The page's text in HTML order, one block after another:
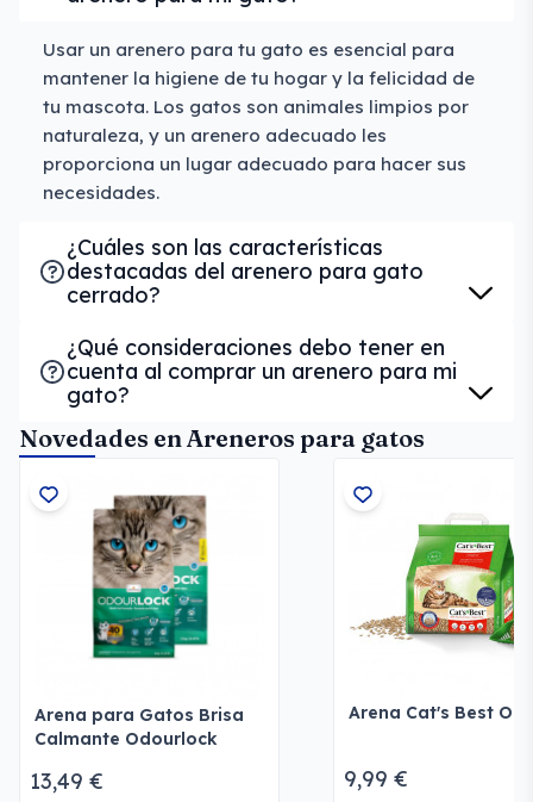
Usar un arenero para tu gato es esencial para
mantener la higiene de tu hogar y la felicidad de
tu mascota. Los gatos son animales limpios por
naturaleza, y un arenero adecuado les
proporciona un lugar adecuado para hacer sus
necesidades.
¿Cuáles son las características
destacadas del arenero para gato
cerrado?
¿Qué consideraciones debo tener en
cuenta al comprar un arenero para mi
gato?
Novedades en Areneros para gatos
Arena para Gatos Brisa
Calmante Odourlock
13,49 €
Arena Cat's Best
9,99 €